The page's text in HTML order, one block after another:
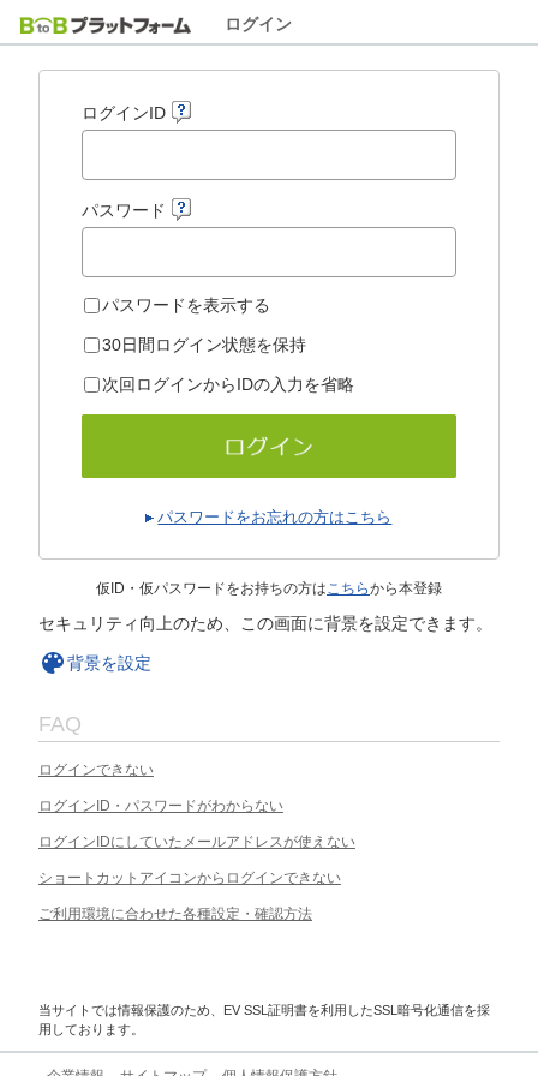
ログイン
ログインID
パスワード
パスワードを表示する
30日間ログイン状態を保持
次回ログインからIDの入力を省略
パスワードをお忘れの方はこちら
仮ID・仮パスワードをお持ちの方はこちらから本登録
セキュリティ向上のため、この画面に背景を設定できます。
背景を設定
FAQ
ログインできない
ログインID・パスワードがわからない
ログインIDにしていたメールアドレスが使えない
ショートカットアイコンからログインできない
ご利用環境に合わせた各種設定・確認方法
当サイトでは情報保護のため、EV SSL証明書を利用したSSL暗号化通信を採
用しております。